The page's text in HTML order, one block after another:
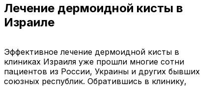
Лечение дермоидной кисты в
Израиле
Эффективное лечение дермоидной кисты в
клиниках Израиля уже прошли многие сотни
пациентов из России, Украины и других бывших
союзных республик. Обратившись в клинику,